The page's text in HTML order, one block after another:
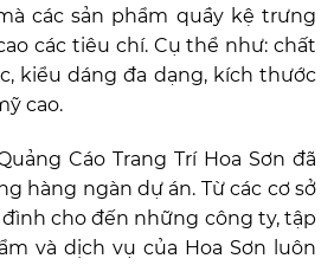
các sản phẩm quầy kệ trưng
các tiêu chí. Cụ thể như: chất
kiểu dáng đa dạng, kích thước
cao.
Cáo Trang Trí Hoa Sơn đã
hàng ngàn dự án. Từ các cơ sở
cho đến những công ty, tập
và dịch vụ của Hoa Sơn luôn